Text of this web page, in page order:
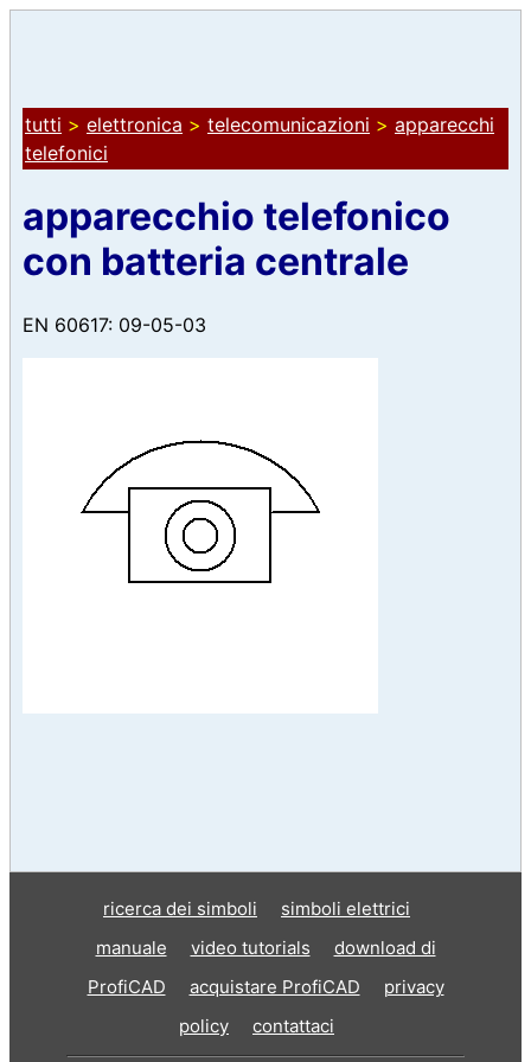
tutti > elettronica > telecomunicazioni > apparecchi
telefonici
apparecchio telefonico
con batteria centrale
EN 60617: 09-05-03
ricerca dei simboli
simboli elettrici
manuale
video tutorials
download di
ProfiCAD
acquistare ProfiCAD
privacy
policy
contattaci